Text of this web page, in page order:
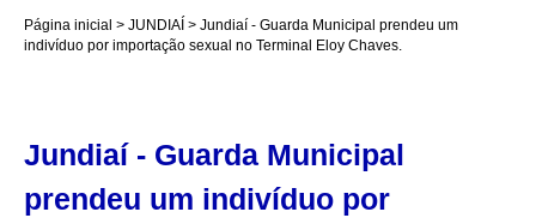
Página inicial JUNDIAÍ
Jundiaí - Guarda Municipal prendeu um
indivíduo por importação sexual no Terminal Eloy Chaves.
Jundiaí - Guarda Municipal
prendeu um indivíduo por